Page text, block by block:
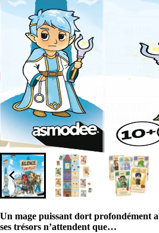
Un mage puissant dort profondément
ses trésors n’attendent que…